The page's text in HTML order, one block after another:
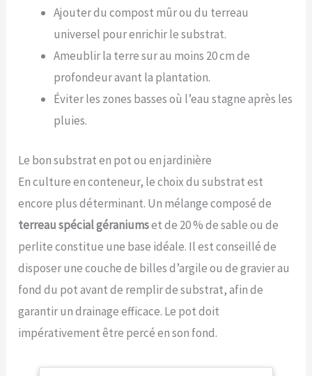
Ajouter du compost mûr ou du terreau
universel pour enrichir le substrat.
Ameublir la terre sur au moins 20 cm de
profondeur avant la plantation.
Éviter les zones basses où l’eau stagne après les
pluies.
Le bon substrat en pot ou en jardinière
En culture en conteneur, le choix du substrat est
encore plus déterminant. Un mélange composé de
terreau spécial géraniumset de 20 % de sable ou de
perlite constitue une base idéale. Il est conseillé de
disposer une couche de billes d’argile ou de gravier au
fond du pot avant de remplir de substrat, afin de
garantir un drainage efficace. Le pot doit
impérativement être percé en son fond.